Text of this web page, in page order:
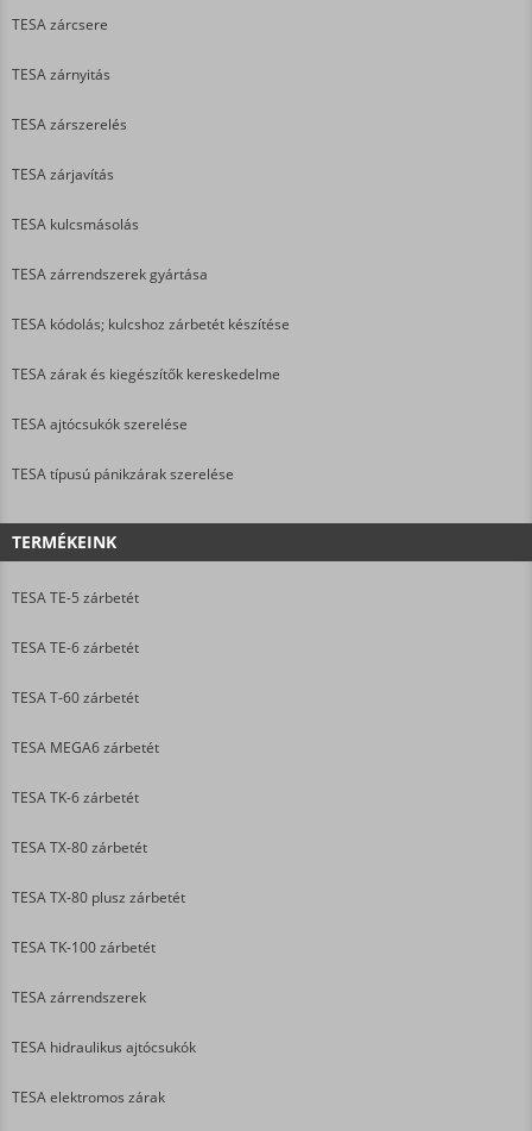
TESA zárcsere
TESA zárnyitás
TESA zárszerelés
TESA zárjavítás
TESA kulcsmásolás
TESA zárrendszerek gyártása
TESA kódolás; kulcshoz zárbetét készítése
TESA zárak és kiegészítők kereskedelme
TESA ajtócsukók szerelése
TESA típusú pánikzárak szerelése
TERMÉKEINK
TESA TE-5 zárbetét
TESA TE-6 zárbetét
TESA T-60 zárbetét
TESA MEGA6 zárbetét
TESA TK-6 zárbetét
TESA TX-80 zárbetét
TESA TX-80 plusz zárbetét
TESA TK-100 zárbetét
TESA zárrendszerek
TESA hidraulikus ajtócsukók
TESA elektromos zárak